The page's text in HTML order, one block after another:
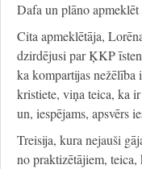
Dafa un plāno apmeklēt
Cita apmeklētāja,
dzirdējusi par ĶKP
ka kompartijas
kristiete, viņa teica, ka
un, iespējams, apsvērs
Treisija, kura nejauši
no praktizētājiem,